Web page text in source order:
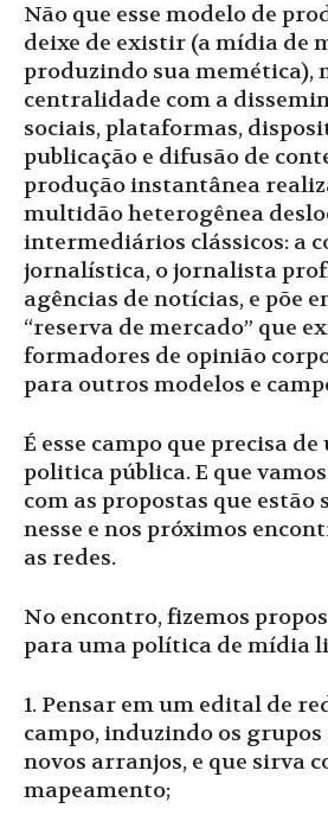
Não que esse modelo de
deixe de existir (a mídia de
produzindo sua memética),
centralidade com a
sociais, plataformas,
publicação e difusão de
produção instantânea
multidão heterogênea
intermediários clássicos: a
jornalística, o jornalista
agências de notícias, e põe
“reserva de mercado” que
formadores de opinião
para outros modelos e
É esse campo que precisa
politica pública. E que
com as propostas que estão
nesse e nos próximos
as redes.
No encontro, fizemos
para uma política de mídia
1. Pensar em um edital de
campo, induzindo os
novos arranjos, e que sirva
mapeamento;